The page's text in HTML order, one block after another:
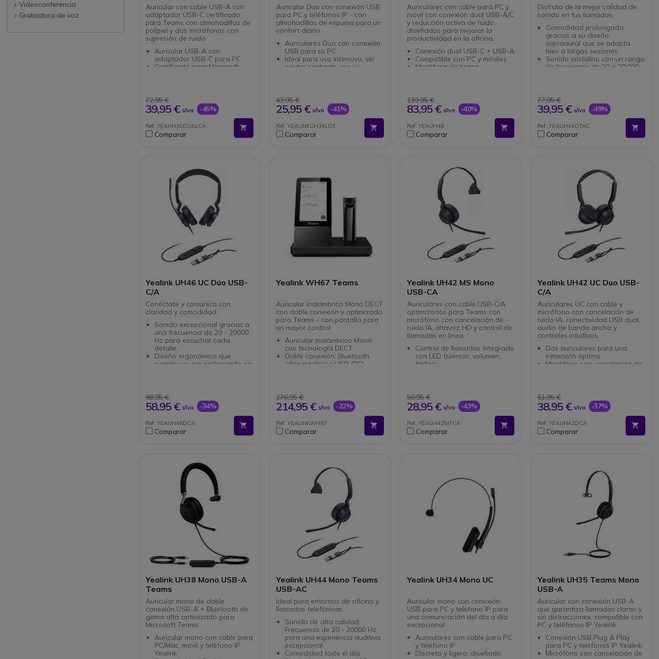
Auricular con cable USB-A con
adaptador USB-C certificado
para Teams con almohadillas de
polipiel y dos micrófonos con
supresión de ruido
Auricular USB-A con
adaptador USB-C para PC
Certificado para Microsoft
para reducir las interrupciones
Micrófono: Boom -44 dB
Comodidad para sesiones
largas con peso solo de 96.5
g
Diseño elegante y robusto con
72,95 €
39,95 € s/Iva -45%
Ref: YEAUH35DUALCA
Comparar
Auricular Duo con conexión USB
para PC y teléfonos IP - con
almohadillas de espuma para un
confort diario
Auriculares Duo con conexión
USB para su PC
Ideal para uso intensivo, sin
perder contacto con su
confortable
Con cancelación de ruido para
llamadas claras
Optimizado para Teams
43,95 €
25,95 € s/Iva -41%
Ref: YEALINKUH34LDT
Comparar
Auriculares con cable para PC y
móvil con conexión dual USB-A/C
y reducción activa de ruido,
diseñados para mejorar la
productividad en la oficina.
Conexión dual USB-C + USB-A
Compatible con PC y móviles
Micrófono de brazo
distracciones
Plug & Play: instalación rápida
y sencilla
comodidad
Estilo supraaural: cómodo de
139,95 €
83,95 € s/Iva -40%
Ref: YEAUH48
Comparar
Disfruta de la mejor calidad de
sonido en tus llamadas.
Comodidad prolongada
gracias a su diseño
supraaural que se adapta
bien a largas sesiones.
Sonido cristalino con un rango
de frecuencia de 20 a 20,000
puertos USB Type-C y Type-A,
ideales para diferentes
dispositivos.
Ligero y portátil solo pesa 162
g, perfecto para viajar o usar
en la oficina.
directamente en el auricular.
77,95 €
39,95 € s/Iva -49%
Ref: YEAUH44DTAC
Comparar
Yealink UH46 UC Dúo USB-
C/A
Conéctate y comunica con
claridad y comodidad.
Sonido excepcional gracias a
una frecuencia de 20 - 20000
Hz para escuchar cada
detalle.
Diseño ergonómico que
permite un uso prolongado sin
para dispositivos modernos.
Control fácil con botones para
responder llamadas y ajustar
Ligereza del producto con
solo 166 g, ideal para largas
88,95 €
58,95 € s/Iva -34%
Ref: YEAUH46DCA
Comparar
Yealink WH67 Teams
Auricular inalámbrico Mono DECT
con doble conexión y optimizado
para Teams - con pantalla para
un mayor control
Auricular inalámbrico Mono
con tecnología DECT
Doble conexión: Bluetooth
(disp.móviles) y USB (PC)
sin perder la comunicación
Indicador LED para evitar
interrupciones
Optimizado para Microsoft
Teams
Compatible con todos los
276,95 €
214,95 € s/Iva -22%
Ref: YEALINKWH67
Comparar
Yealink UH42 MS Mono
USB-CA
Auriculares con cable USB-C/A
optimizados para Teams con
micrófono con cancelación de
ruido IA, altavoz HD y control de
llamadas en línea.
Control de llamadas integrado
con LED (silencio, volumen,
timbre)
en el micrófono
Altavoces profesionales de Ø
35 mm, audio nítido de 20 Hz
Puerto USB-C/A plug-and-
play, listo para UC o softphone
lados”: flexible según
preferencias
50,95 €
28,95 € s/Iva -43%
Ref: YEAUH42MTCA
Comparar
Yealink UH42 UC Duo USB-
C/A
Auriculares UC con cable y
micrófono con cancelación de
ruido IA, conectividad USB dual,
audio de banda ancha y
controles intuitivos.
Dos auriculares para una
inmersión óptima
Micrófono con cancelación de
Controles remotos de
llamadas (volumen, silencio,
llamada) con LED
Protección auditiva integrada
(limitador de volumen)
Comodidad duradera: cojín de
Gestión centralizada a través
de Yealink USB Connect y la
61,95 €
38,95 € s/Iva -37%
Ref: YEAUH42DCA
Comparar
Yealink UH38 Mono USB-A
Teams
Auricular mono de doble
conexión USB-A + Bluetooth de
gama alta optimizado para
Microsoft Teams
Auricular mono con cable para
PC/Mac, móvil y teléfono IP
Yealink
Yealink UH44 Mono Teams
USB-AC
Ideal para entornos de oficina y
llamadas telefónicas.
Sonido de alta calidad:
Frecuencia de 20 - 20000 Hz
para una experiencia auditiva
excepcional.
Comodidad todo el día:
Yealink UH34 Mono UC
Auricular mono con conexión
USB para PC y teléfono IP para
una comunicación del día a día
excepcional
Auriculares con cable para PC
y teléfono IP
Discreto y ligero: diseñado
Yealink UH35 Teams Mono
USB-A
Auricular con conexión USB-A
que garantiza llamadas claras y
sin distracciones, compatible con
PC y teléfonos IP Yealink
Conexión USB Plug & Play
para PC y teléfonos IP Yealink
Micrófono con cancelación de
Videoconferencia
Grabadora de voz